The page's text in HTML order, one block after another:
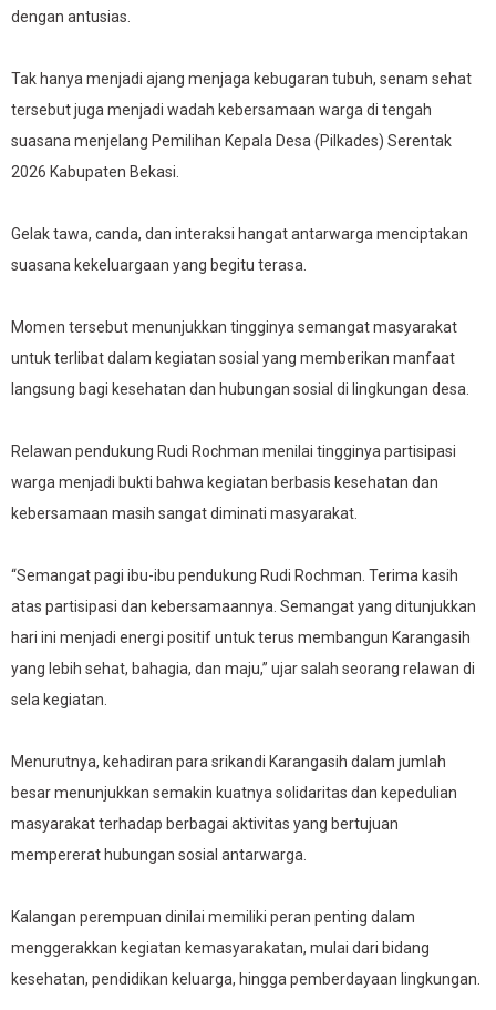
dengan antusias.
Tak hanya menjadi ajang menjaga kebugaran tubuh, senam sehat
tersebut juga menjadi wadah kebersamaan warga di tengah
suasana menjelang Pemilihan Kepala Desa (Pilkades) Serentak
2026 Kabupaten Bekasi.
Gelak tawa, canda, dan interaksi hangat antarwarga menciptakan
suasana kekeluargaan yang begitu terasa.
Momen tersebut menunjukkan tingginya semangat masyarakat
untuk terlibat dalam kegiatan sosial yang memberikan manfaat
langsung bagi kesehatan dan hubungan sosial di lingkungan desa.
Relawan pendukung Rudi Rochman menilai tingginya partisipasi
warga menjadi bukti bahwa kegiatan berbasis kesehatan dan
kebersamaan masih sangat diminati masyarakat.
“Semangat pagi ibu-ibu pendukung Rudi Rochman. Terima kasih
atas partisipasi dan kebersamaannya. Semangat yang ditunjukkan
hari ini menjadi energi positif untuk terus membangun Karangasih
yang lebih sehat, bahagia, dan maju,” ujar salah seorang relawan di
sela kegiatan.
Menurutnya, kehadiran para srikandi Karangasih dalam jumlah
besar menunjukkan semakin kuatnya solidaritas dan kepedulian
masyarakat terhadap berbagai aktivitas yang bertujuan
mempererat hubungan sosial antarwarga.
Kalangan perempuan dinilai memiliki peran penting dalam
menggerakkan kegiatan kemasyarakatan, mulai dari bidang
kesehatan, pendidikan keluarga, hingga pemberdayaan lingkungan.